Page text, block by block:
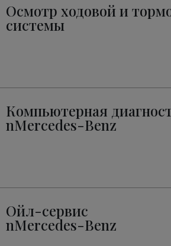
Осмотр ходовой и
системы
Компьютерная
nMercedes-Benz
Ойл-сервис
nMercedes-Benz